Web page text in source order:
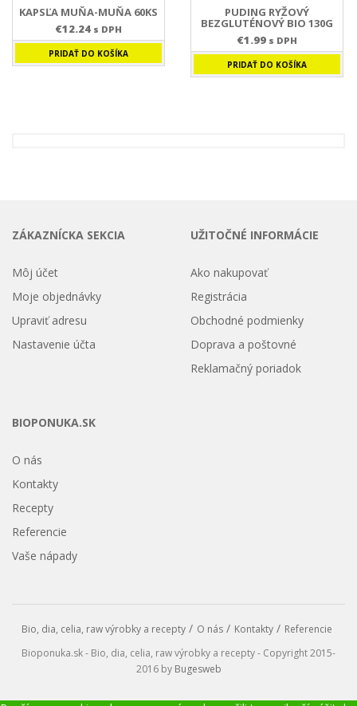
KAPSĽA MUŇA-MUŇA 60KS
€12.24 s DPH
PRIDAŤ DO KOŠÍKA
PUDING RYŽOVÝ
BEZGLUTÉNOVÝ BIO 130G
€1.99 s DPH
PRIDAŤ DO KOŠÍKA
ZÁKAZNÍCKA SEKCIA
Môj účet
Moje objednávky
Upraviť adresu
Nastavenie účta
UŽITOČNÉ INFORMÁCIE
Ako nakupovať
Registrácia
Obchodné podmienky
Doprava a poštovné
Reklamačný poriadok
BIOPONUKA.SK
O nás
Kontakty
Recepty
Referencie
Vaše nápady
Bio, dia, celia, raw výrobky a recepty O nás Kontakty
Referencie
Bioponuka.sk - Bio, dia, celia, raw výrobky a recepty - Copyright 2015-
2016 by Bugesweb